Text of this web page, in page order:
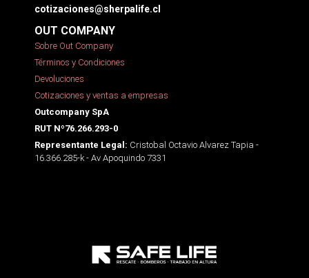
cotizaciones@sherpalife.cl
OUT COMPANY
Sobre Out Company
Términos y Condiciones
Devoluciones
Cotizaciones y ventas a empresas
Outcompany SpA
RUT Nº76.266.293-0
Representante Legal: Cristobal Octavio Alvarez Tapia -
16.366.285-k - Av Apoquindo 7331